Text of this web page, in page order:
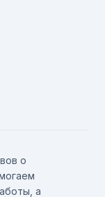
о
а